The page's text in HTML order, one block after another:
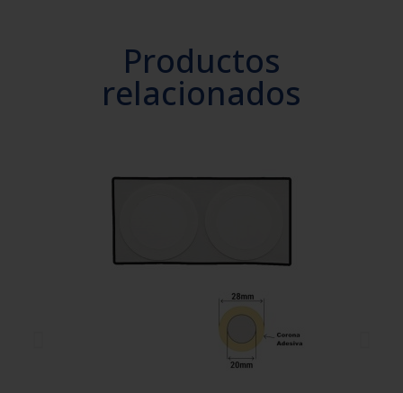
Productos
relacionados